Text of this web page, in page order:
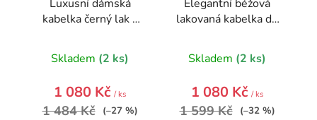
Luxusní dámská
kabelka černý lak s
S504 GROSSO
Skladem (2 ks)
1 080 Kč / ks
1 484 Kč (–27 %)
Elegantní béžová
lakovaná kabelka do
Skladem (2 ks)
1 080 Kč / ks
1 599 Kč (–32 %)